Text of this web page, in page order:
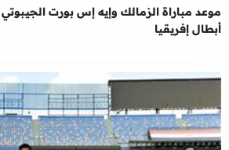
أبطال إفريقيا